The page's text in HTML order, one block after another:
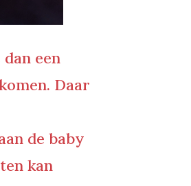
een
Daar
de baby
kan